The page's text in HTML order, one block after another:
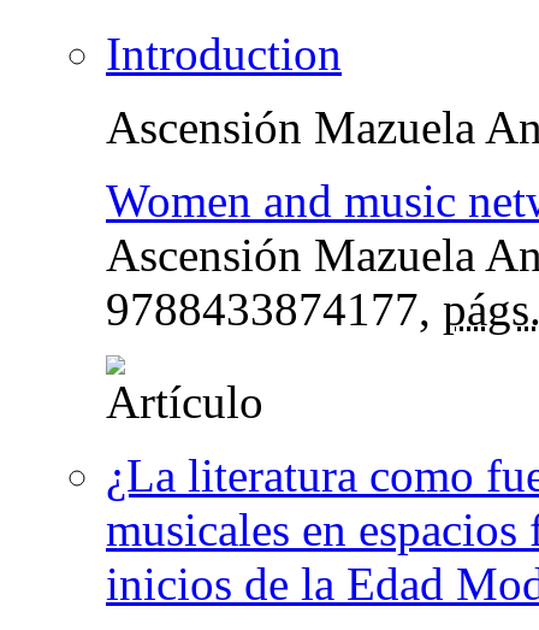
Introduction
Ascensión Mazuela
Women and music
Ascensión Mazuela
9788433874177,
¿La literatura como
musicales en
inicios de la Edad